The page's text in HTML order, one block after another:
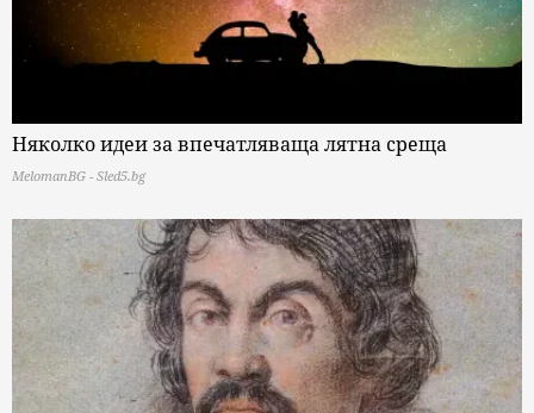
Няколко идеи за впечатляваща лятна среща
MelomanBG - Sled5.bg